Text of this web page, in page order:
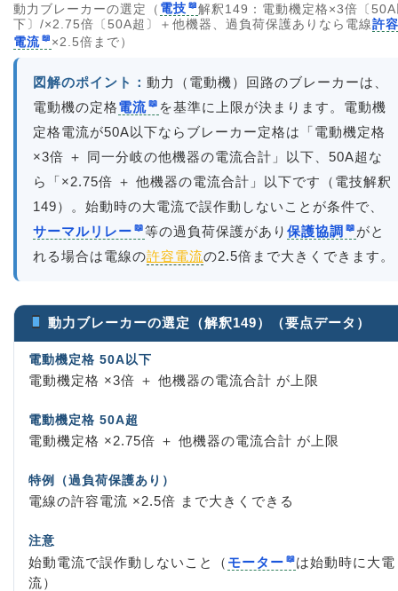
動力ブレーカーの選定（ 電技
解釈149：電動機定格×3倍〔
下〕/×2.75倍〔50A超〕＋他機器、過負荷保護ありなら電線許容
電流
×2.5倍まで）
図解のポイント： 動力（電動機）回路のブレーカーは、
電動機の定格電流
を基準に上限が決まります。電動機
定格電流が50A以下ならブレーカー定格は「電動機定格
×3倍 ＋ 同一分岐の他機器の電流合計」以下、50A超な
ら「×2.75倍 ＋ 他機器の電流合計」以下です（電技解釈
149）。始動時の大電流で誤作動しないことが条件で、
サーマルリレー
等の過負荷保護があり 保護協調
がと
れる場合は電線の許容電流の2.5倍まで大きくできます。
動力ブレーカーの選定（解釈149）（要点データ）
電動機定格 50A以下
電動機定格 ×3倍 ＋ 他機器の電流合計 が上限
電動機定格 50A超
電動機定格 ×2.75倍 ＋ 他機器の電流合計 が上限
特例（過負荷保護あり）
電線の許容電流 ×2.5倍 まで大きくできる
注意
始動電流で誤作動しないこと（ モーター
は始動時に大電
流）